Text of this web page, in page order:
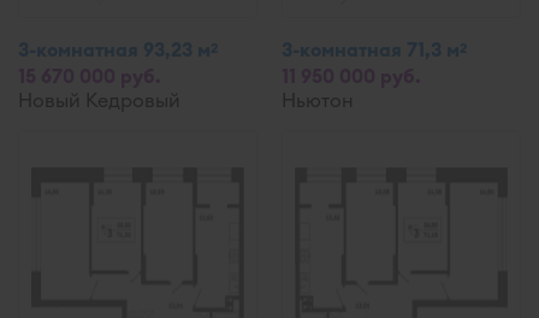
3-комнатная 93,23 м2
Новый Кедровый
3-комнатная 71,3 м2
Ньютон